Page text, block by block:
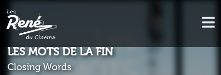
LES MOTS DE LA FIN
Closing Words